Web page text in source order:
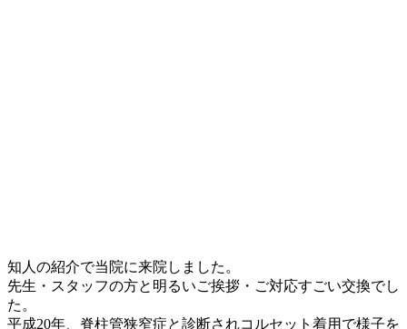
知人の紹介で当院に来院しました。
先生・スタッフの方と明るいご挨拶・ご対応すごい交換でし
た。
平成20年、脊柱管狭窄症と診断されコルセット着用で様子を